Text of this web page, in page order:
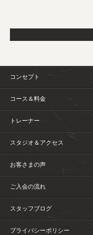
コンセプト
コース＆料金
トレーナー
スタジオ＆アクセス
お客さまの声
ご入会の流れ
スタッフブログ
プライバシーポリシー